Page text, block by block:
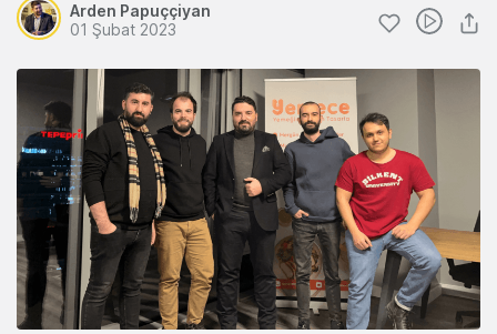
Arden Papuççiyan
01 Şubat 2023